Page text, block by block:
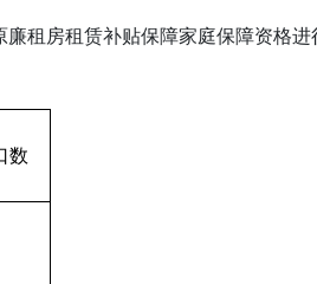
廉租房租赁补贴保障家庭保障资格
数